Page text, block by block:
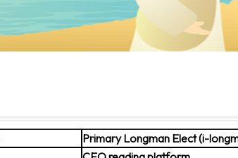
Primary Longman Elect (i-